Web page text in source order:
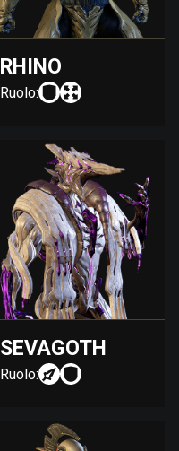
RHINO
Ruolo:
SEVAGOTH
Ruolo: